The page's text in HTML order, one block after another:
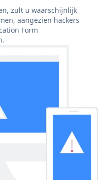
zult u waarschijnlijk
aangezien hackers
Form